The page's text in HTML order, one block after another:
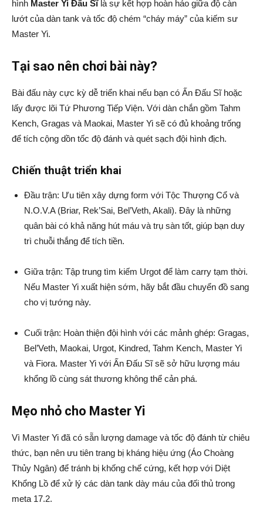
hình Master Yi Đấu Sĩlà sự kết hợp hoàn hảo giữa độ càn
lướt của dàn tank và tốc độ chém “cháy máy” của kiếm sư
Master Yi.
Tại sao nên chơi bài này?
Bài đấu này cực kỳ dễ triển khai nếu bạn có Ấn Đấu Sĩ hoặc
lấy được lõi Tứ Phương Tiếp Viện. Với dàn chắn gồm Tahm
Kench, Gragas và Maokai, Master Yi sẽ có đủ khoảng trống
để tích cộng dồn tốc độ đánh và quét sạch đội hình địch.
Chiến thuật triển khai
Đầu trận: Ưu tiên xây dựng form với Tộc Thượng Cổ và
N.O.V.A (Briar, Rek’Sai, Bel’Veth, Akali). Đây là những
quân bài có khả năng hút máu và trụ sàn tốt, giúp bạn duy
trì chuỗi thắng để tích tiền.
Giữa trận: Tập trung tìm kiếm Urgot để làm carry tạm thời.
Nếu Master Yi xuất hiện sớm, hãy bắt đầu chuyển đồ sang
cho vị tướng này.
Cuối trận: Hoàn thiện đội hình với các mảnh ghép: Gragas,
Bel’Veth, Maokai, Urgot, Kindred, Tahm Kench, Master Yi
và Fiora. Master Yi với Ấn Đấu Sĩ sẽ sở hữu lượng máu
khổng lồ cùng sát thương không thể cản phá.
Mẹo nhỏ cho Master Yi
Vì Master Yi đã có sẵn lượng damage và tốc độ đánh từ chiêu
thức, bạn nên ưu tiên trang bị kháng hiệu ứng (Áo Choàng
Thủy Ngân) để tránh bị khống chế cứng, kết hợp với Diệt
Khổng Lồ để xử lý các dàn tank dày máu của đối thủ trong
meta 17.2.